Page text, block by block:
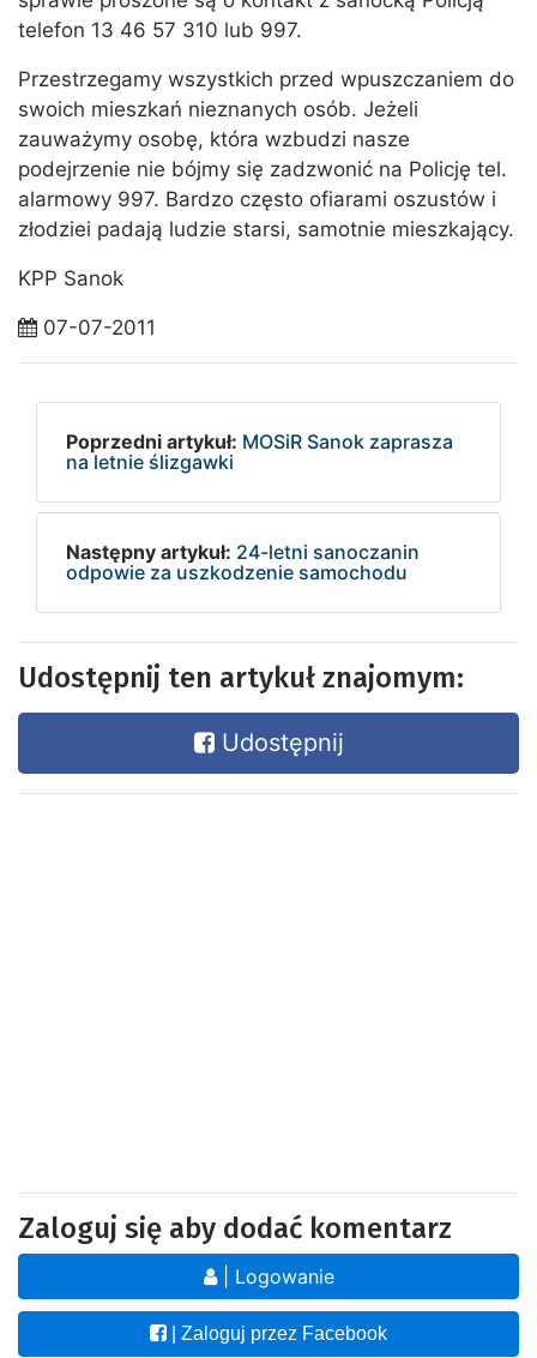
telefon 13 46 57 310 lub 997.
Przestrzegamy wszystkich przed wpuszczaniem do
swoich mieszkań nieznanych osób. Jeżeli
zauważymy osobę, która wzbudzi nasze
podejrzenie nie bójmy się zadzwonić na Policję tel.
alarmowy 997. Bardzo często ofiarami oszustów i
złodziei padają ludzie starsi, samotnie mieszkający.
KPP Sanok
07-07-2011
Poprzedni artykuł: MOSiR Sanok zaprasza
na letnie ślizgawki
Następny artykuł: 24-letni sanoczanin
odpowie za uszkodzenie samochodu
Udostępnij ten artykuł znajomym:
Udostępnij
Zaloguj się aby dodać komentarz
| Logowanie
| Zaloguj przez Facebook